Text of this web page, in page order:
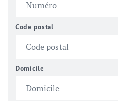
Code postal
Domicile